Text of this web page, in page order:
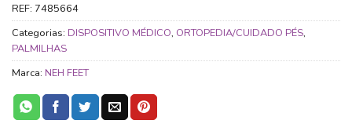
REF: 7485664
Categorias: DISPOSITIVO MÉDICO, ORTOPEDIA/CUIDADO PÉS,
PALMILHAS
Marca: NEH FEET